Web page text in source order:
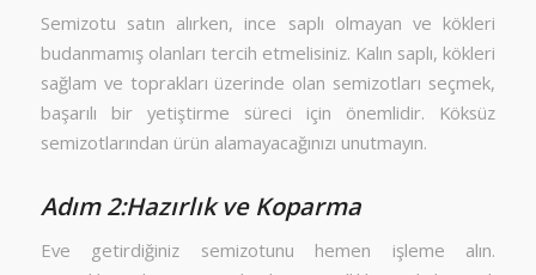
Semizotu satın alırken, ince saplı olmayan ve kökleri
budanmamış olanları tercih etmelisiniz. Kalın saplı, kökleri
sağlam ve toprakları üzerinde olan semizotları seçmek,
başarılı bir yetiştirme süreci için önemlidir. Köksüz
semizotlarından ürün alamayacağınızı unutmayın.
Adım 2:Hazırlık ve Koparma
Eve getirdiğiniz semizotunu hemen işleme alın.